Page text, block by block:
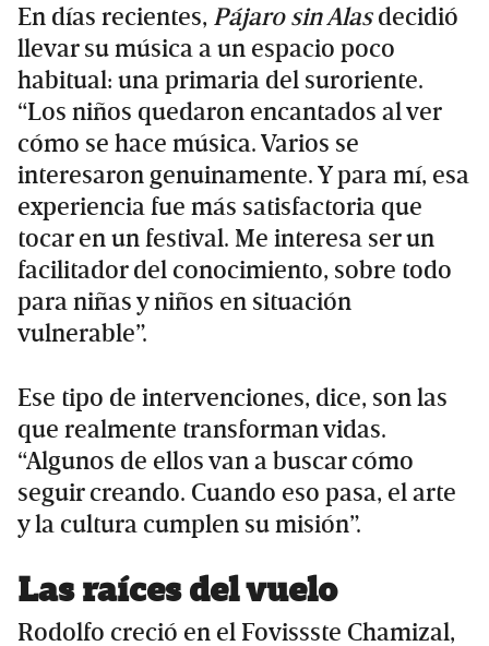
En días recientes, Pájaro sin Alasdecidió
llevar su música a un espacio poco
habitual: una primaria del suroriente.
“Los niños quedaron encantados al ver
cómo se hace música. Varios se
interesaron genuinamente. Y para mí, esa
experiencia fue más satisfactoria que
tocar en un festival. Me interesa ser un
facilitador del conocimiento, sobre todo
para niñas y niños en situación
vulnerable”.
Ese tipo de intervenciones, dice, son las
que realmente transforman vidas.
“Algunos de ellos van a buscar cómo
seguir creando. Cuando eso pasa, el arte
y la cultura cumplen su misión”.
Las raíces del vuelo
Rodolfo creció en el Fovissste Chamizal,